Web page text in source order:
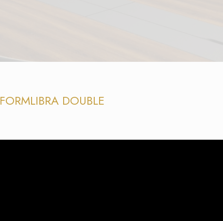
FORMLIBRA DOUBLE